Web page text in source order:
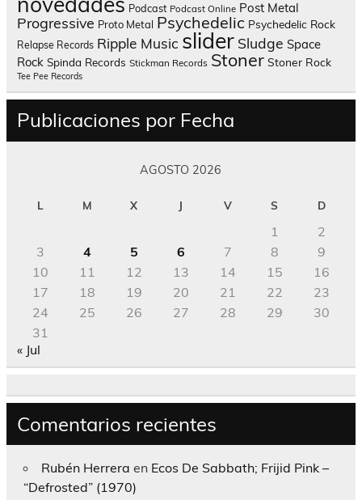
Podcast Podcast Online Post Metal
Progressive Proto Metal Psychedelic Psychedelic Rock
Relapse Records Ripple Music slider Sludge Space
Rock Spinda Records Stickman Records Stoner Stoner Rock
Tee Pee Records
Publicaciones por Fecha
AGOSTO 2026
L M X J V S D
1
2
3
4 5 6 7 8
9
10
11 12 13 14 15
16
17
18 19 20 21 22
23
24
25 26 27 28 29
30
31
« Jul
Comentarios recientes
Rubén Herrera en Ecos De Sabbath; Frijid Pink –
“Defrosted” (1970)